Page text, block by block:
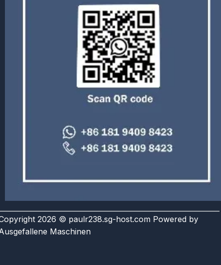
2026 © paulr238.sg-host.com Powered by
Maschinen